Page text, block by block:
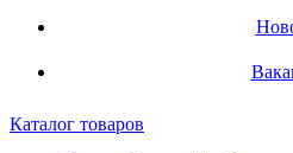
Каталог товаров